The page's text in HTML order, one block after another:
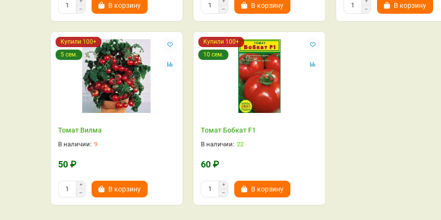
В корзину В корзину В корзину
Купили 100+
5 сем.
Томат Вилма
9
50 ₽
В корзину
Купили 100+
10 сем.
Томат Бобкат F1
22
60 ₽
В корзину